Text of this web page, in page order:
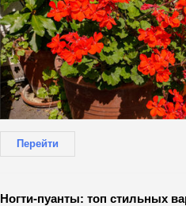
Перейти
Ногти-пуанты: топ стильных